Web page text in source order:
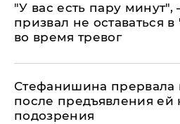
​"У вас есть пару
призвал не оставаться
во время тревог
Стефанишина прервала
после предъявления ей
подозрения